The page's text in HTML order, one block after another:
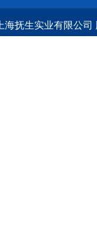
海抚生实业有限公司